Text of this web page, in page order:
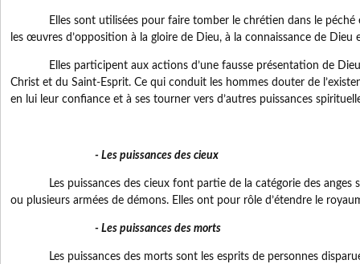
Elles sont utilisées pour faire tomber le chrétien dans le péché
les œuvres d’opposition à la gloire de Dieu, à la connaissance de Dieu
Elles participent aux actions d’une fausse présentation de Dieu,
Christ et du Saint-Esprit. Ce qui conduit les hommes douter de
en lui leur confiance et à ses tourner vers d’autres puissances
- Les puissances des cieux
Les puissances des cieux font partie de la catégorie des anges
ou plusieurs armées de démons. Elles ont pour rôle d’étendre le
- Les puissances des morts
Les puissances des morts sont les esprits de personnes